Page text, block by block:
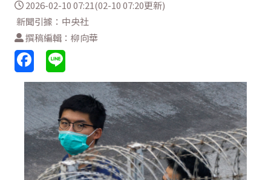
2026-02-10 07:21(02-10 07:20更新)
新聞引據：中央社
撰稿編輯：柳向華